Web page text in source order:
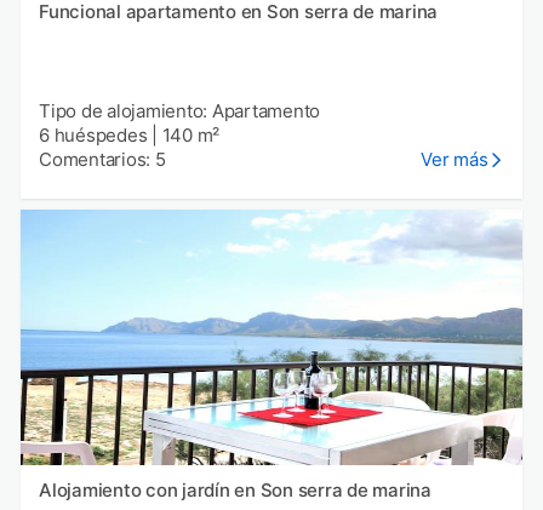
Funcional apartamento en Son serra de marina
Tipo de alojamiento: Apartamento
6 huéspedes
140 m²
Comentarios: 5
Ver más
Alojamiento con jardín en Son serra de marina